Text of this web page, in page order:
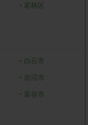
・ 若林区
・ 白石市
・ 岩沼市
・ 富谷市